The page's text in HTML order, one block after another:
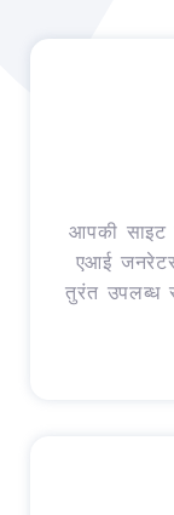
आपकी साइट
एआई
तुरंत उपलब्ध